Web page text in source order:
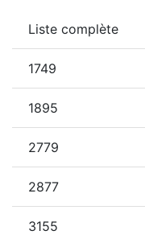
Liste complète
1749
1895
2779
2877
3155